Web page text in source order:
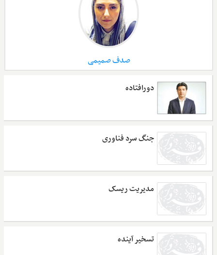
صدف صمیمی
دورافتاده
جنگ سرد فناوری
مدیریت ریسک
تسخیر آینده